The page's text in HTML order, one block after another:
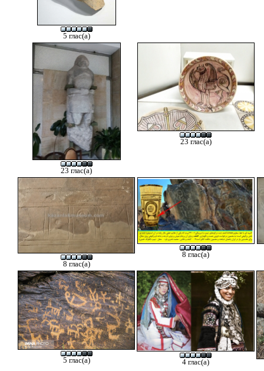
5 глас(а)
23 глас(а)
23 глас(а)
8 глас(а)
8 глас(а)
5 глас(а) 4 глас(а)